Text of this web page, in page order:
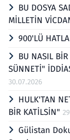
BU DOSYA
MİLLETİN
900'LÜ
BU NASIL
SÜNNETİ"
30.07.2026
HULK'TAN
BİR KATİLSİN"
Gülistan